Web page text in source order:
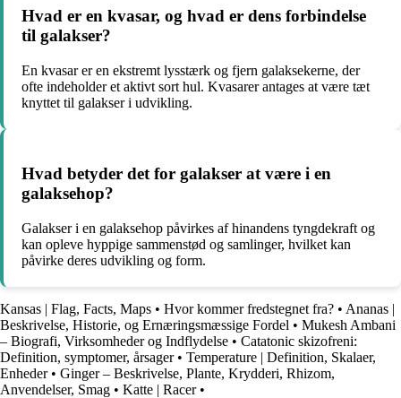
Hvad er en kvasar, og hvad er dens forbindelse
til galakser?
En kvasar er en ekstremt lysstærk og fjern galaksekerne, der
ofte indeholder et aktivt sort hul. Kvasarer antages at være tæt
knyttet til galakser i udvikling.
Hvad betyder det for galakser at være i en
galaksehop?
Galakser i en galaksehop påvirkes af hinandens tyngdekraft og
kan opleve hyppige sammenstød og samlinger, hvilket kan
påvirke deres udvikling og form.
Kansas | Flag, Facts, Maps • Hvor kommer fredstegnet fra? • Ananas |
Beskrivelse, Historie, og Ernæringsmæssige Fordel • Mukesh Ambani
– Biografi, Virksomheder og Indflydelse • Catatonic skizofreni:
Definition, symptomer, årsager• Temperature | Definition, Skalaer,
Enheder• Ginger – Beskrivelse, Plante, Krydderi, Rhizom,
Anvendelser, Smag • Katte | Racer•